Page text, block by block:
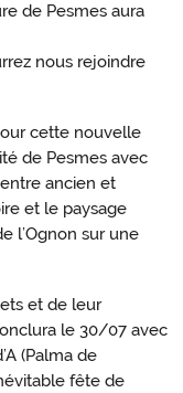
de Pesmes aura
nous rejoindre
cette nouvelle
de Pesmes avec
ancien et
et le paysage
l’Ognon sur une
et de leur
le 30/07 avec
(Palma de
fête de